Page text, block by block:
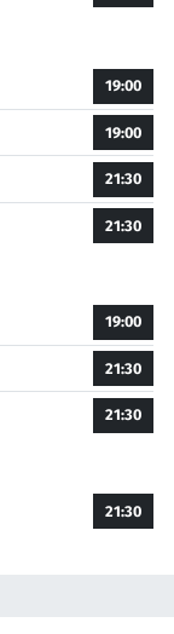
19:00
19:00
21:30
21:30
19:00
21:30
21:30
21:30